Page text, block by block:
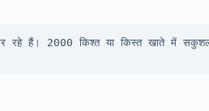
रहे हैं। 2000 किश्त या किस्त खाते में